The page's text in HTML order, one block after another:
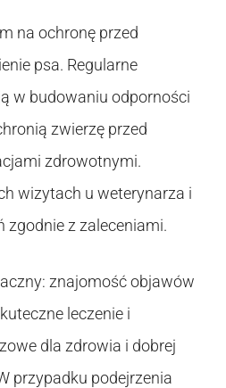
na ochronę przed
psa. Regularne
w budowaniu odporności
zwierzę przed
zdrowotnymi.
wizytach u weterynarza i
zgodnie z zaleceniami.
znajomość objawów
leczenie i
dla zdrowia i dobrej
przypadku podejrzenia